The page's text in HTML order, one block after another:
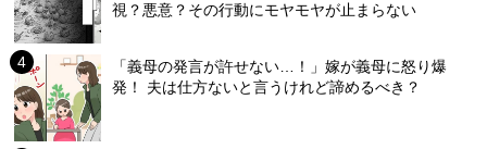
視？悪意？その行動にモヤモヤが止まらない
「義母の発言が許せない…！」嫁が義母に怒り爆
発！ 夫は仕方ないと言うけれど諦めるべき？